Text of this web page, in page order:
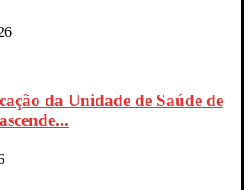
da Unidade de Saúde de